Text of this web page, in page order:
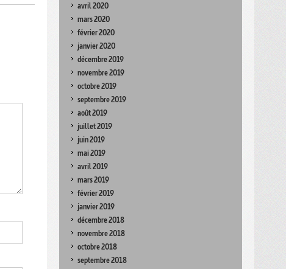
avril 2020
mars 2020
février 2020
janvier 2020
décembre 2019
novembre 2019
octobre 2019
septembre 2019
août 2019
juillet 2019
juin 2019
mai 2019
avril 2019
mars 2019
février 2019
janvier 2019
décembre 2018
novembre 2018
octobre 2018
septembre 2018